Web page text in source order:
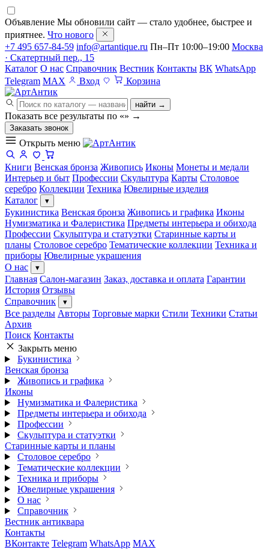
Объявление Мы обновили сайт — стало удобнее, быстрее и
приятнее. Что нового
+7 495 657-84-59 info@artantique.ru Пн–Пт 10:00–19:00 Москва
· Скатертный пер., 15
Каталог О нас Справочник Вестник Контакты ВК WhatsApp
Telegram MAX Вход Корзина
найти →
Показать все результаты по «» →
Заказать звонок
Открыть меню
Книги Венская бронза Живопись Иконы Монеты и медали
Интерьер и быт Профессии Скульптура Карты Столовое
серебро Коллекции Техника Ювелирные изделия
Каталог
▾
Букинистика Венская бронза Живопись и графика Иконы
Нумизматика и Фалеристика Предметы интерьера и обихода
Профессии Скульптура и статуэтки Старинные карты и
планы Столовое серебро Тематические коллекции Техника и
приборы Ювелирные украшения
О нас
▾
Главная Салон-магазин Заказ, доставка и оплата Гарантии
История Отзывы
Справочник
▾
Все разделы Авторы Торговые марки Стили Техники Статьи
Архив
Поиск Контакты
Закрыть меню
Букинистика
Венская бронза
Живопись и графика
Иконы
Нумизматика и Фалеристика
Предметы интерьера и обихода
Профессии
Скульптура и статуэтки
Старинные карты и планы
Столовое серебро
Тематические коллекции
Техника и приборы
Ювелирные украшения
О нас
Справочник
Вестник антиквара
Контакты
ВКонтакте Telegram WhatsApp MAX